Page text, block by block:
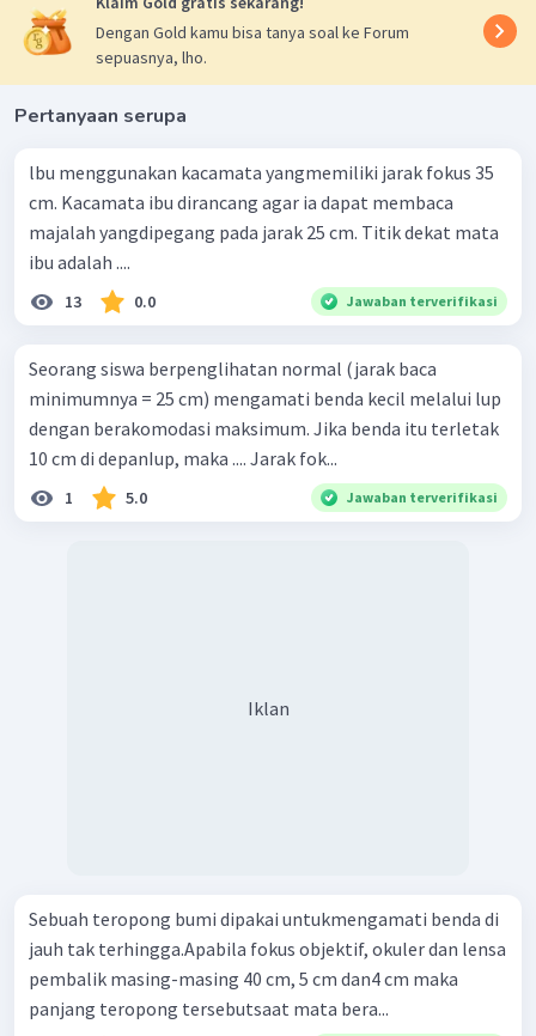
Dengan Gold kamu bisa tanya soal ke Forum
sepuasnya, lho.
Pertanyaan serupa
lbu menggunakan kacamata yangmemiliki jarak fokus 35
cm. Kacamata ibu dirancang agar ia dapat membaca
majalah yangdipegang pada jarak 25 cm. Titik dekat mata
ibu adalah ....
13 0.0 Jawaban terverifikasi
Seorang siswa berpenglihatan normal (jarak baca
minimumnya = 25 cm) mengamati benda kecil melalui lup
dengan berakomodasi maksimum. Jika benda itu terletak
10 cm di depanIup, maka .... Jarak fok...
1 5.0 Jawaban terverifikasi
Iklan
Sebuah teropong bumi dipakai untukmengamati benda di
jauh tak terhingga.Apabila fokus objektif, okuler dan lensa
pembalik masing-masing 40 cm, 5 cm dan4 cm maka
panjang teropong tersebutsaat mata bera...